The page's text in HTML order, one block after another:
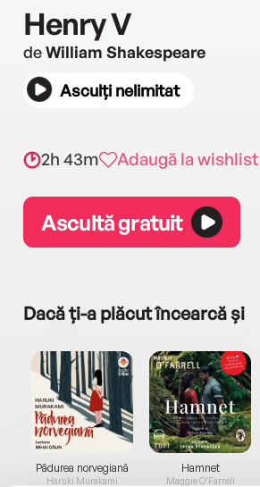
Henry V
deWilliam Shakespeare
Asculți nelimitat
2h 43m Adaugă la wishlist
Ascultă gratuit
Dacă ți-a plăcut încearcă și
Pădurea norvegiană
Haruki Murakami
Hamnet
Maggie O'Farrell